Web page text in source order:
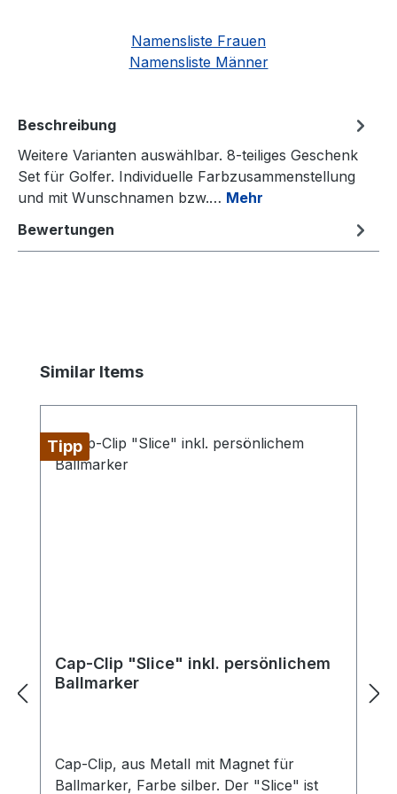
Namensliste Frauen
Namensliste Männer
Beschreibung
Weitere Varianten auswählbar. 8-teiliges Geschenk
Set für Golfer. Individuelle Farbzusammenstellung
und mit Wunschnamen bzw.… Mehr
Bewertungen
Produktgalerie überspringen
Similar Items
Tipp
Cap-Clip "Slice" inkl. persönlichem
Ballmarker
Cap-Clip, aus Metall mit Magnet für
Ballmarker, Farbe silber. Der "Slice" ist